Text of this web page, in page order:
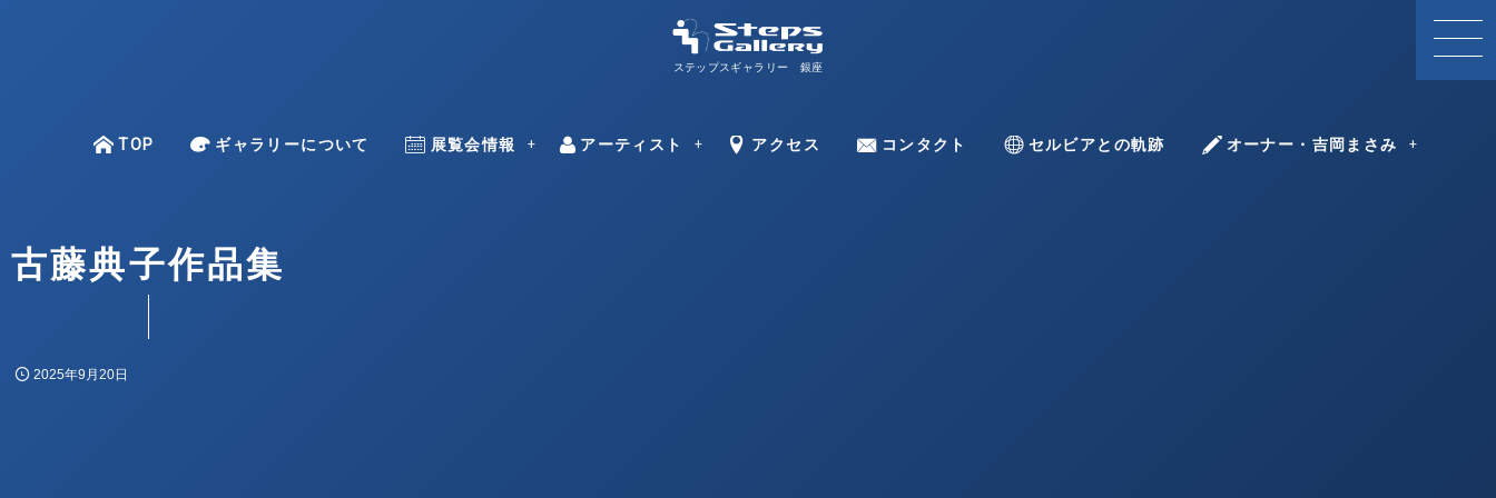
ステップスギャラリー 銀座
TOP
TOP ギャラリーについて
About 展覧会情報
Exhibitions アーティスト
Artists アクセス
Access コンタクト
Contact セルビアとの軌跡
With Serbia オーナー・吉岡まさみ
YOSHIOKA Masami
古藤典子作品集
2025年9月20日